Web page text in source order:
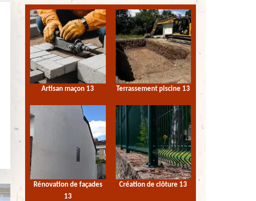
Artisan maçon 13 Terrassement piscine 13
Rénovation de façades
13
Création de clôture 13